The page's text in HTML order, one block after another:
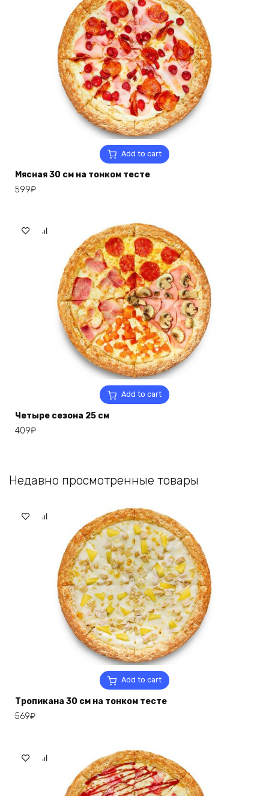
Add to cart
Мясная 30 см на тонком тесте
599₽
Add to cart
Четыре сезона 25 см
409₽
Недавно просмотренные товары
Add to cart
Тропикана 30 см на тонком тесте
569₽